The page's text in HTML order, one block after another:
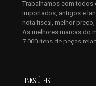
Trabalhamos com todos
importados, antigos e
nota fiscal, melhor
As melhores marcas do
7.000 itens de peças
LINKS ÚTEIS